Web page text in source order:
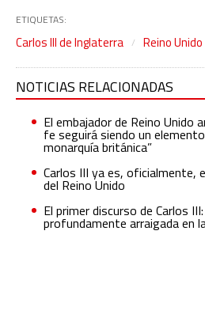
ETIQUETAS:
Carlos III de Inglaterra Reino Unido
NOTICIAS RELACIONADAS
El embajador de Reino Unido
fe seguirá siendo un
monarquía británica”
Carlos III ya es, oficialmente,
del Reino Unido
El primer discurso de Carlos
profundamente arraigada en